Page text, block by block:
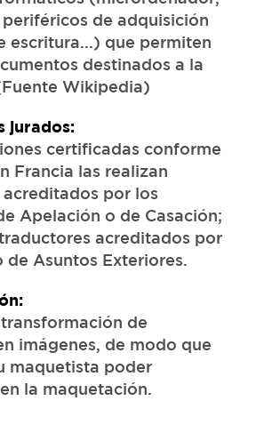
de adquisición
escritura...) que permiten
destinados a la
Wikipedia)
jurados:
certificadas conforme
Francia las realizan
por los
Apelación o de Casación;
acreditados por
de Asuntos Exteriores.
de
imágenes, de modo que
maquetista poder
la maquetación.